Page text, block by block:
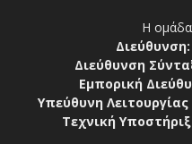
Η
Διεύθυνση:
Διεύθυνση
Εμπορική
Υπεύθυνη
Τεχνική